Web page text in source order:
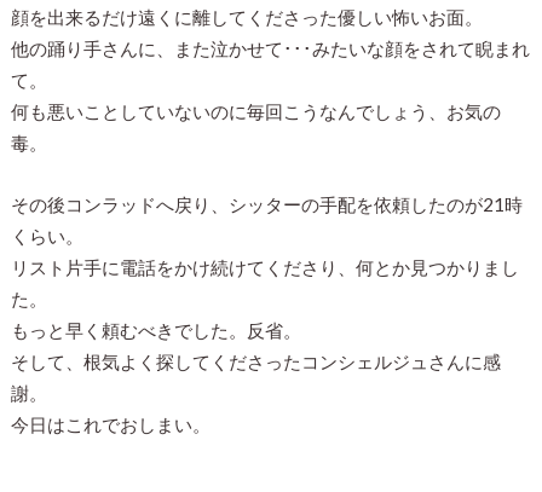
顔を出来るだけ遠くに離してくださった優しい怖いお面。
他の踊り手さんに、また泣かせて･･･みたいな顔をされて睨まれ
て。
何も悪いことしていないのに毎回こうなんでしょう、お気の
毒。
その後コンラッドへ戻り、シッターの手配を依頼したのが21時
くらい。
リスト片手に電話をかけ続けてくださり、何とか見つかりまし
た。
もっと早く頼むべきでした。反省。
そして、根気よく探してくださったコンシェルジュさんに感
謝。
今日はこれでおしまい。